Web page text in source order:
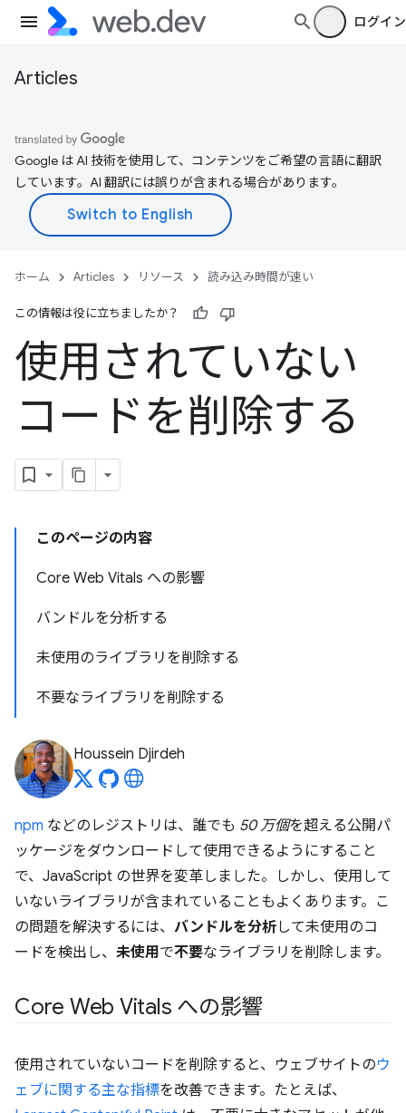
ログイン
Articles
Google は AI 技術を使用して、コンテンツをご希望の言語に翻訳
しています。AI 翻訳には誤りが含まれる場合があります。
ホーム Articles リソース 読み込み時間が速い
この情報は役に立ちましたか？
使用されていない
コードを削除する
このページの内容
Core Web Vitals への影響
バンドルを分析する
未使用のライブラリを削除する
不要なライブラリを削除する
Houssein Djirdeh
npm などのレジストリは、誰でも 50 万個を超える公開パ
ッケージをダウンロードして使用できるようにすること
で、JavaScript の世界を変革しました。しかし、使用して
いないライブラリが含まれていることもよくあります。こ
の問題を解決するには、 バンドルを分析して未使用のコ
ードを検出し、 未使用で不要なライブラリを削除します。
Core Web Vitals への影響
使用されていないコードを削除すると、ウェブサイトのウ
ェブに関する主な指標を改善できます。たとえば、